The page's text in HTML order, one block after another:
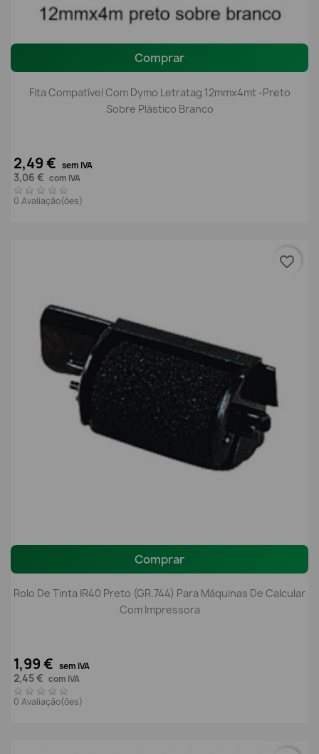
Comprar
Fita Compatível Com Dymo Letratag 12mmx4mt -preto
Sobre Plástico Branco
2,49 € sem IVA
3,06 € com IVA
0 Avaliação(ões)
Comprar
Rolo De Tinta IR40 Preto (GR.744) Para Máquinas De Calcular
Com Impressora
1,99 € sem IVA
2,45 € com IVA
0 Avaliação(ões)
favorite_border